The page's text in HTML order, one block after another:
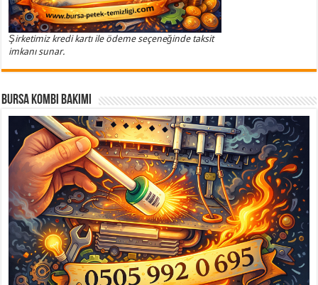
Şirketimiz kredi kartı ile ödeme seçeneğinde taksit
imkanı sunar.
Bursa Kombi Bakımı